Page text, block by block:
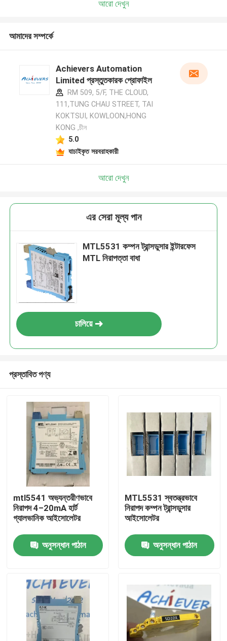
আমাদের সম্বন্ধে
আরো দেখুন
আমাদের সম্পর্কে
Achievers Automation
Limited প্রস্তুতকারক প্রোফাইল
RM 509, 5/F, THE CLOUD,
111,TUNG CHAU STREET, TAI
KOKTSUI, KOWLOON,HONG
KONG ,চীন
5.0
যাচাইকৃত সরবরাহকারী
আরো দেখুন
এর সেরা মূল্য পান
MTL5531 কম্পন ট্রান্সডুসার ইন্টারফেস
MTL নিরাপত্তা বাধা
চালিয়ে
প্রস্তাবিত পণ্য
mtl5541 অভ্যন্তরীণভাবে
নিরাপদ 4–20mA হার্ট
গ্যালভানিক আইসোলেটর
অনুসন্ধান পাঠান
MTL5531 স্বতন্ত্রভাবে
নিরাপদ কম্পন ট্রান্সডুসার
আইসোলেটর
অনুসন্ধান পাঠান